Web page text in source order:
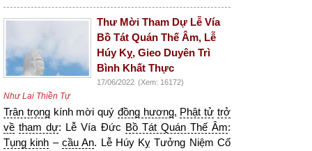
Thư Mời Tham Dự Lễ Vía
Bồ Tát Quán Thế Âm, Lễ
Húy Kỵ, Gieo Duyên Trì
Bình Khất Thực
17/06/2022 (Xem: 16172)
Như Lai Thiền Tự
Trân trọngkính mời quý đồng hương, Phật tử trở
về tham dự: Lễ Vía Đức Bồ Tát Quán Thế Âm:
Tụng kinh – cầu An. Lễ Húy Kỵ Tưởng Niệm Cố